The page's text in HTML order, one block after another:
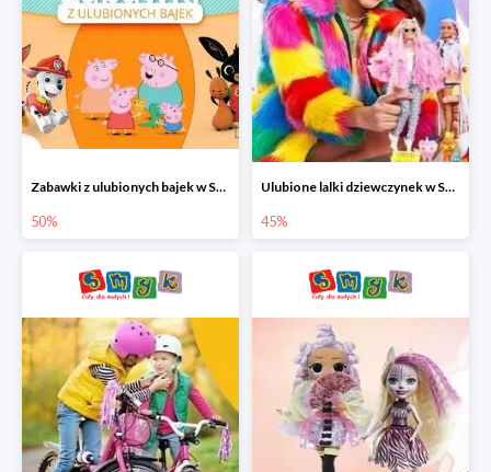
Zabawki z ulubionych bajek w Smyku do -50%
50%
Ulubione lalki dziewczynek w Smyku do -45%
45%